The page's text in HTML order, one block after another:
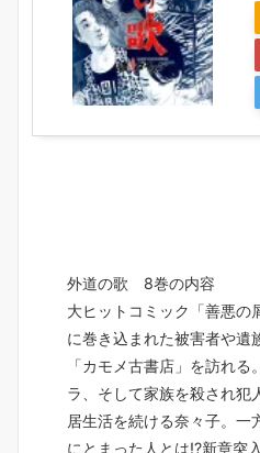
外道の歌 8巻の内容
大ヒットコミック「善悪の
に巻き込まれた被害者や遺
「カモメ古書店」を訪れる
ラ、そして家族を殺され犯
居生活を続ける奈々子。一
にとまった人とは!?新章突